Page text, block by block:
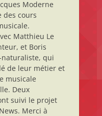
Moderne
des cours
Matthieu Le
et Boris
naturaliste, qui
de leur métier et
musicale
Deux
suivi le projet
Merci à